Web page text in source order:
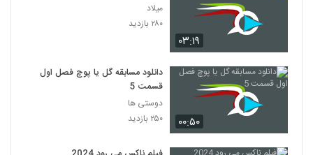
۰۳:۱۹
میلاد
۲۸۰ بازدید
۰۰:۵۰
دانلود مسابقه گل یا پوچ فصل اول
قسمت 5
دوستی ها
۲۵۰ بازدید